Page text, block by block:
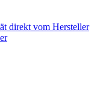
direkt vom Hersteller